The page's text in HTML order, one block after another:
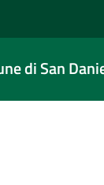
di San